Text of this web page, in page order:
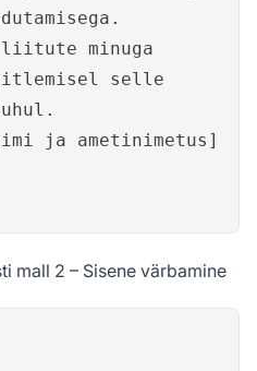
minuga
selle
ja ametinimetus]
mall 2 – Sisene värbamine